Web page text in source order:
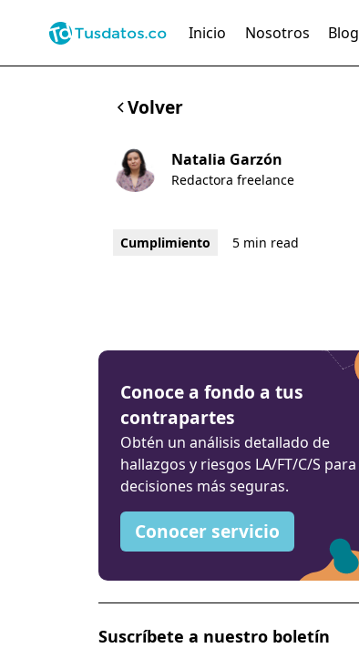
Inicio Nosotros Blog
Volver
Natalia Garzón
Redactora freelance
Cumplimiento 5 min read
Conoce a fondo a tus
contrapartes
Obtén un análisis detallado de
hallazgos y riesgos LA/FT/C/S para
decisiones más seguras.
Conocer servicio
Suscríbete a nuestro boletín